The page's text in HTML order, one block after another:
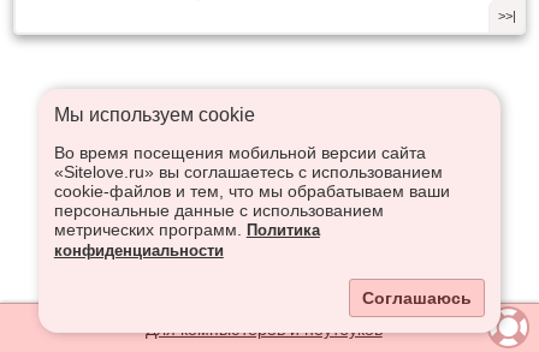
>>|
Что высказаться в Рупор, необходимо войти или
зарегистрироваться:
Регистрация
Мы используем сookie
Во время посещения мобильной версии сайта
«Sitelove.ru» вы соглашаетесь с использованием
cookie-файлов и тем, что мы обрабатываем ваши
персональные данные с использованием
метрических программ.
Политика
конфиденциальности
Соглашаюсь
Для компьютеров и ноутбуков